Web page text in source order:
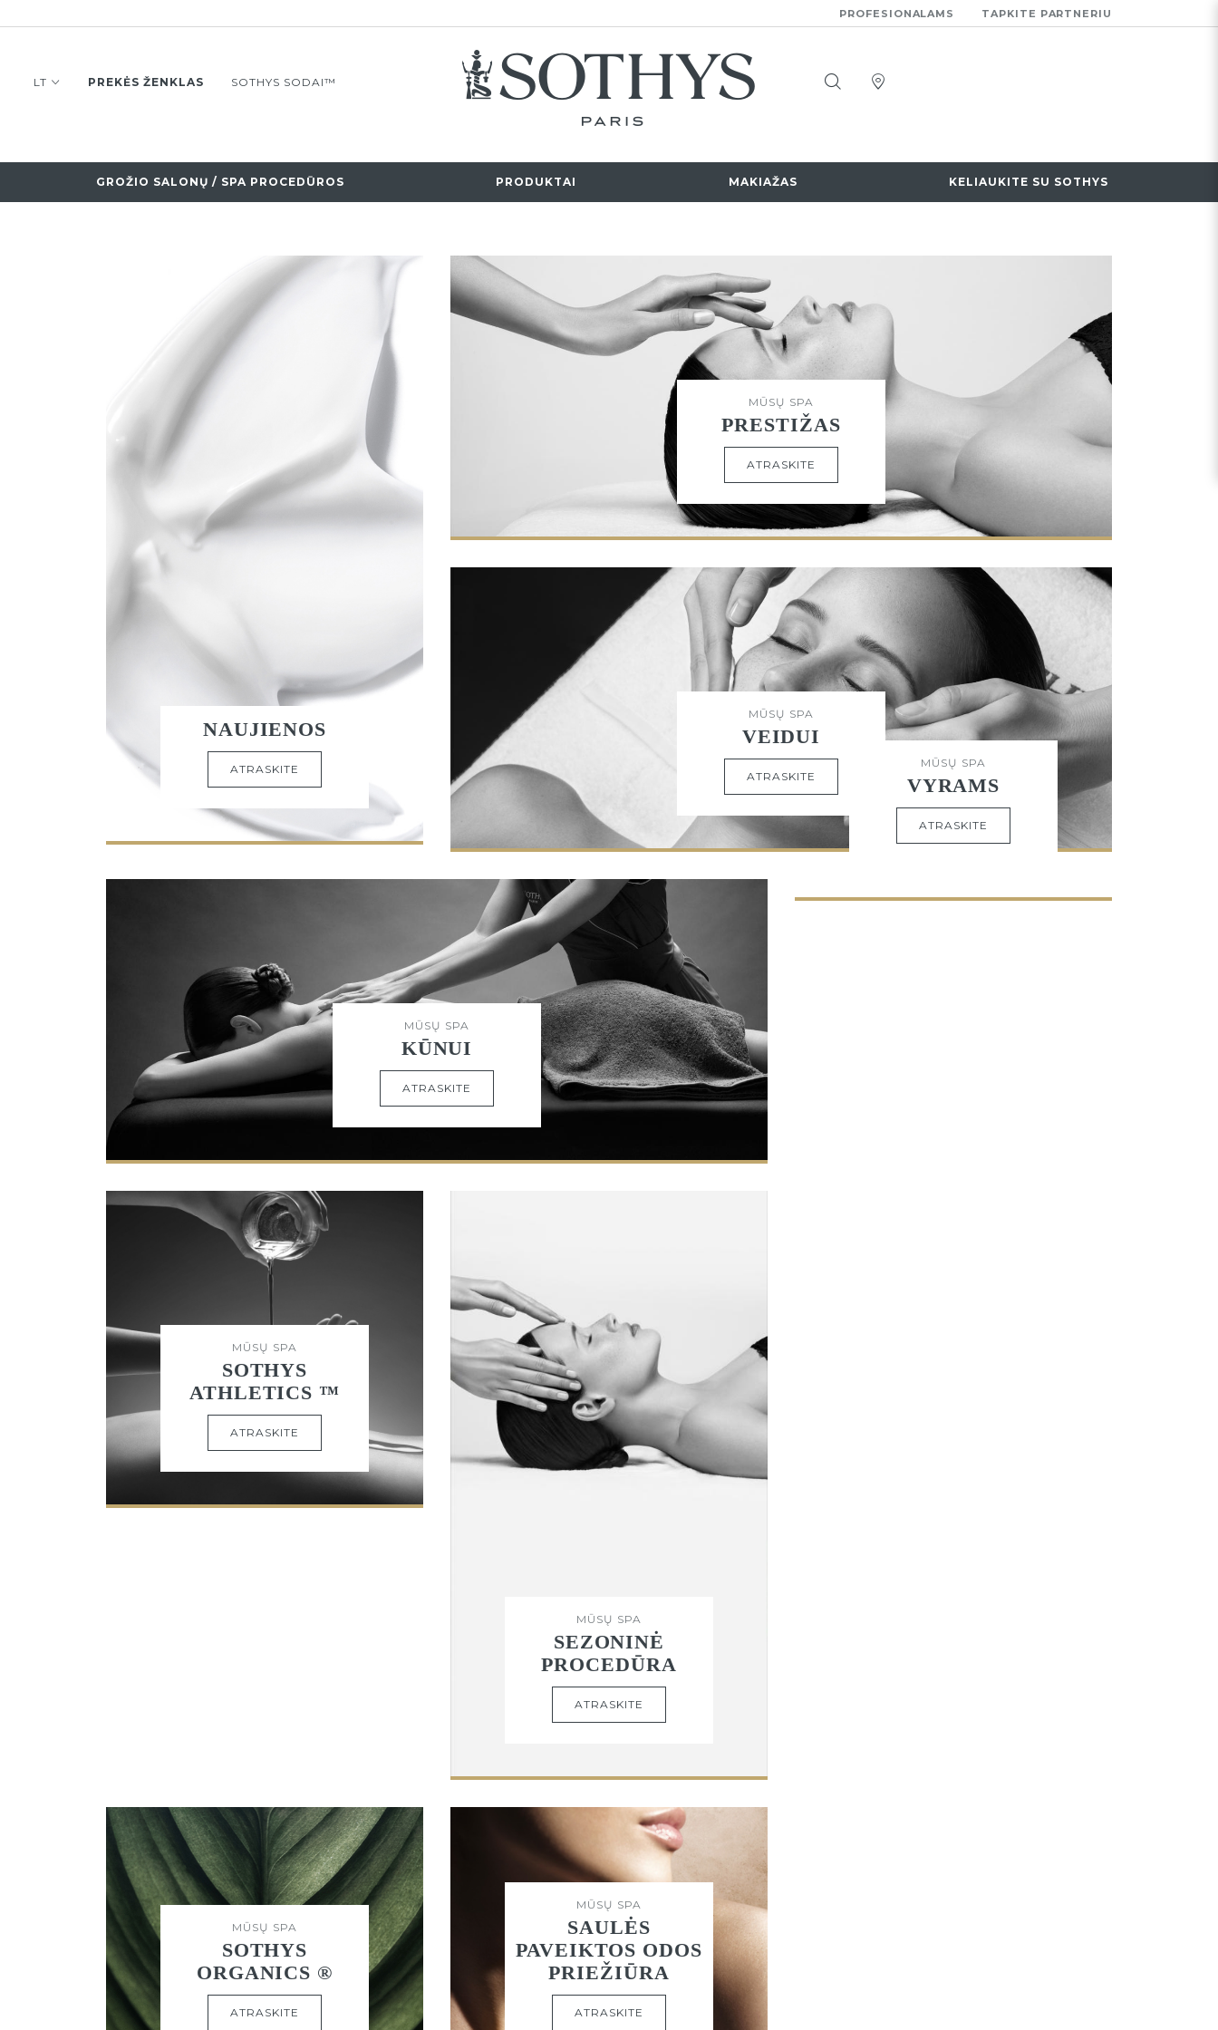
PROFESIONALAMS TAPKITE PARTNERIU
LT PREKĖS ŽENKLAS SOTHYS SODAI™
GROŽIO SALONŲ / SPA PROCEDŪROS PRODUKTAI MAKIAŽAS KELIAUKITE SU SOTHYS
NAUJIENOS
ATRASKITE
MŪSŲ SPA
PRESTIŽAS
ATRASKITE
MŪSŲ SPA
VEIDUI
ATRASKITE
MŪSŲ SPA
KŪNUI
ATRASKITE
MŪSŲ SPA
SOTHYS
ATHLETICS ™
ATRASKITE
MŪSŲ SPA
SEZONINĖ
PROCEDŪRA
ATRASKITE
MŪSŲ SPA
VYRAMS
ATRASKITE
MŪSŲ SPA
SOTHYS
ORGANICS ®
ATRASKITE
MŪSŲ SPA
SAULĖS
PAVEIKTOS ODOS
PRIEŽIŪRA
ATRASKITE